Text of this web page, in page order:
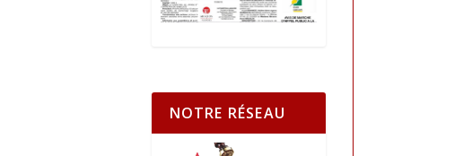
NOTRE RÉSEAU